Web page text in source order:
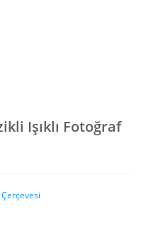
Işıklı Fotoğraf